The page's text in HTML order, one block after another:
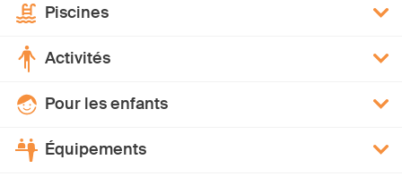
Piscines
Activités
Pour les enfants
Équipements